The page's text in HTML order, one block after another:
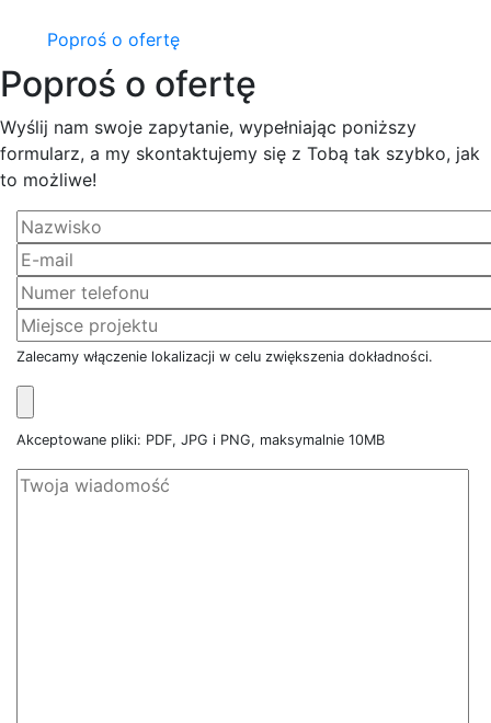
Poproś o ofertę
Poproś o ofertę
Wyślij nam swoje zapytanie, wypełniając poniższy
formularz, a my skontaktujemy się z Tobą tak szybko, jak
to możliwe!
Zalecamy włączenie lokalizacji w celu zwiększenia dokładności.
Akceptowane pliki: PDF, JPG i PNG, maksymalnie 10MB